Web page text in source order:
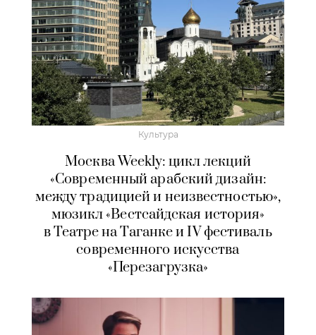
Культура
Москва Weekly: цикл лекций
«Современный арабский дизайн:
между традицией и неизвестностью»,
мюзикл «Вестсайдская история»
в Театре на Таганке и IV фестиваль
современного искусства
«Перезагрузка»